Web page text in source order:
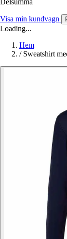
Delsumma
Visa min kundvagn
Loading...
Hem
/ Sweatshirt